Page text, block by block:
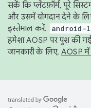
सकें कि प्लैटफ़ॉर्म, पूरे
और उसमें योगदान देने के
इस्तेमाल करें.
android-
हमेशा AOSP पर पुश की
जानकारी के लिए, AOSP